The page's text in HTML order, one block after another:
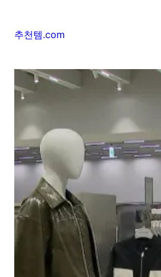
추천템.com